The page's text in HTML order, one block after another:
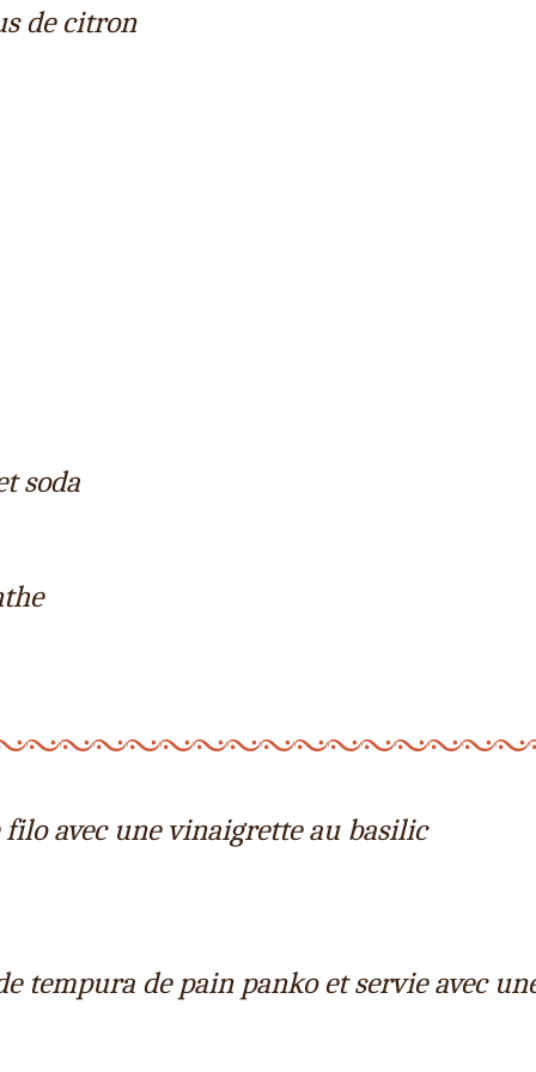
de citron
soda
filo avec une vinaigrette au basilic
tempura de pain panko et servie avec